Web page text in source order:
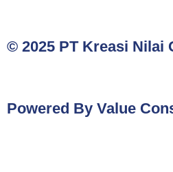
© 2025 PT Kreasi Nilai
Powered By Value